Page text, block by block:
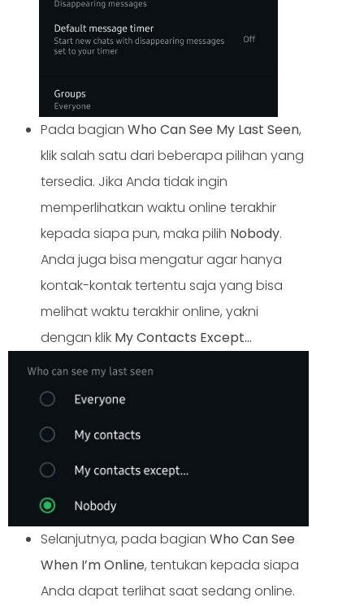
Pada bagian Who Can See My Last Seen,
klik salah satu dari beberapa pilihan yang
tersedia. Jika Anda tidak ingin
memperlihatkan waktu online terakhir
kepada siapa pun, maka pilih Nobody.
Anda juga bisa mengatur agar hanya
kontak-kontak tertentu saja yang bisa
melihat waktu terakhir online, yakni
dengan klik My Contacts Except…
Selanjutnya, pada bagian Who Can See
When I’m Online, tentukan kepada siapa
Anda dapat terlihat saat sedang online.